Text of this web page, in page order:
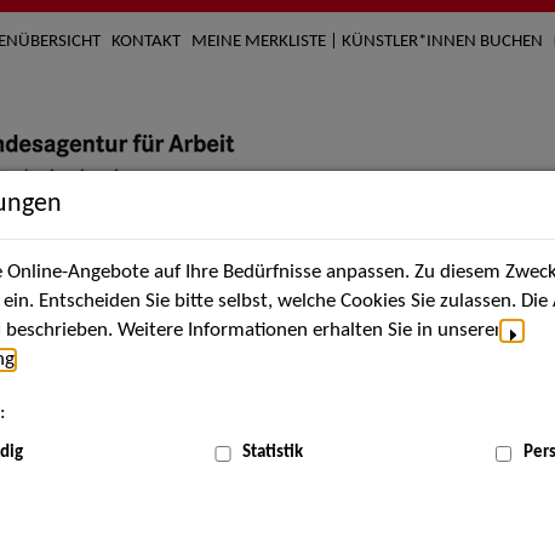
KONTAKT MEINE MERKLISTE | KÜNSTLER*INNEN BUCHEN
Künstler*innen Über uns Aktuelles
MENÜ
Angebote auf Ihre Bedürfnisse anpassen. Zu diesem
Entscheiden Sie bitte selbst, welche Cookies Sie zulassen.
Weitere Informationen erhalten Sie in unserer
Statistik